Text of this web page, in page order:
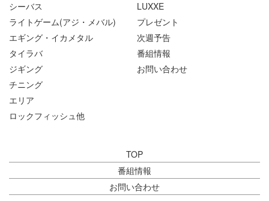
シーバス
ライトゲーム(アジ・メバル)
エギング・イカメタル
タイラバ
ジギング
チニング
エリア
ロックフィッシュ他
LUXXE
プレゼント
次週予告
番組情報
お問い合わせ
TOP
番組情報
お問い合わせ